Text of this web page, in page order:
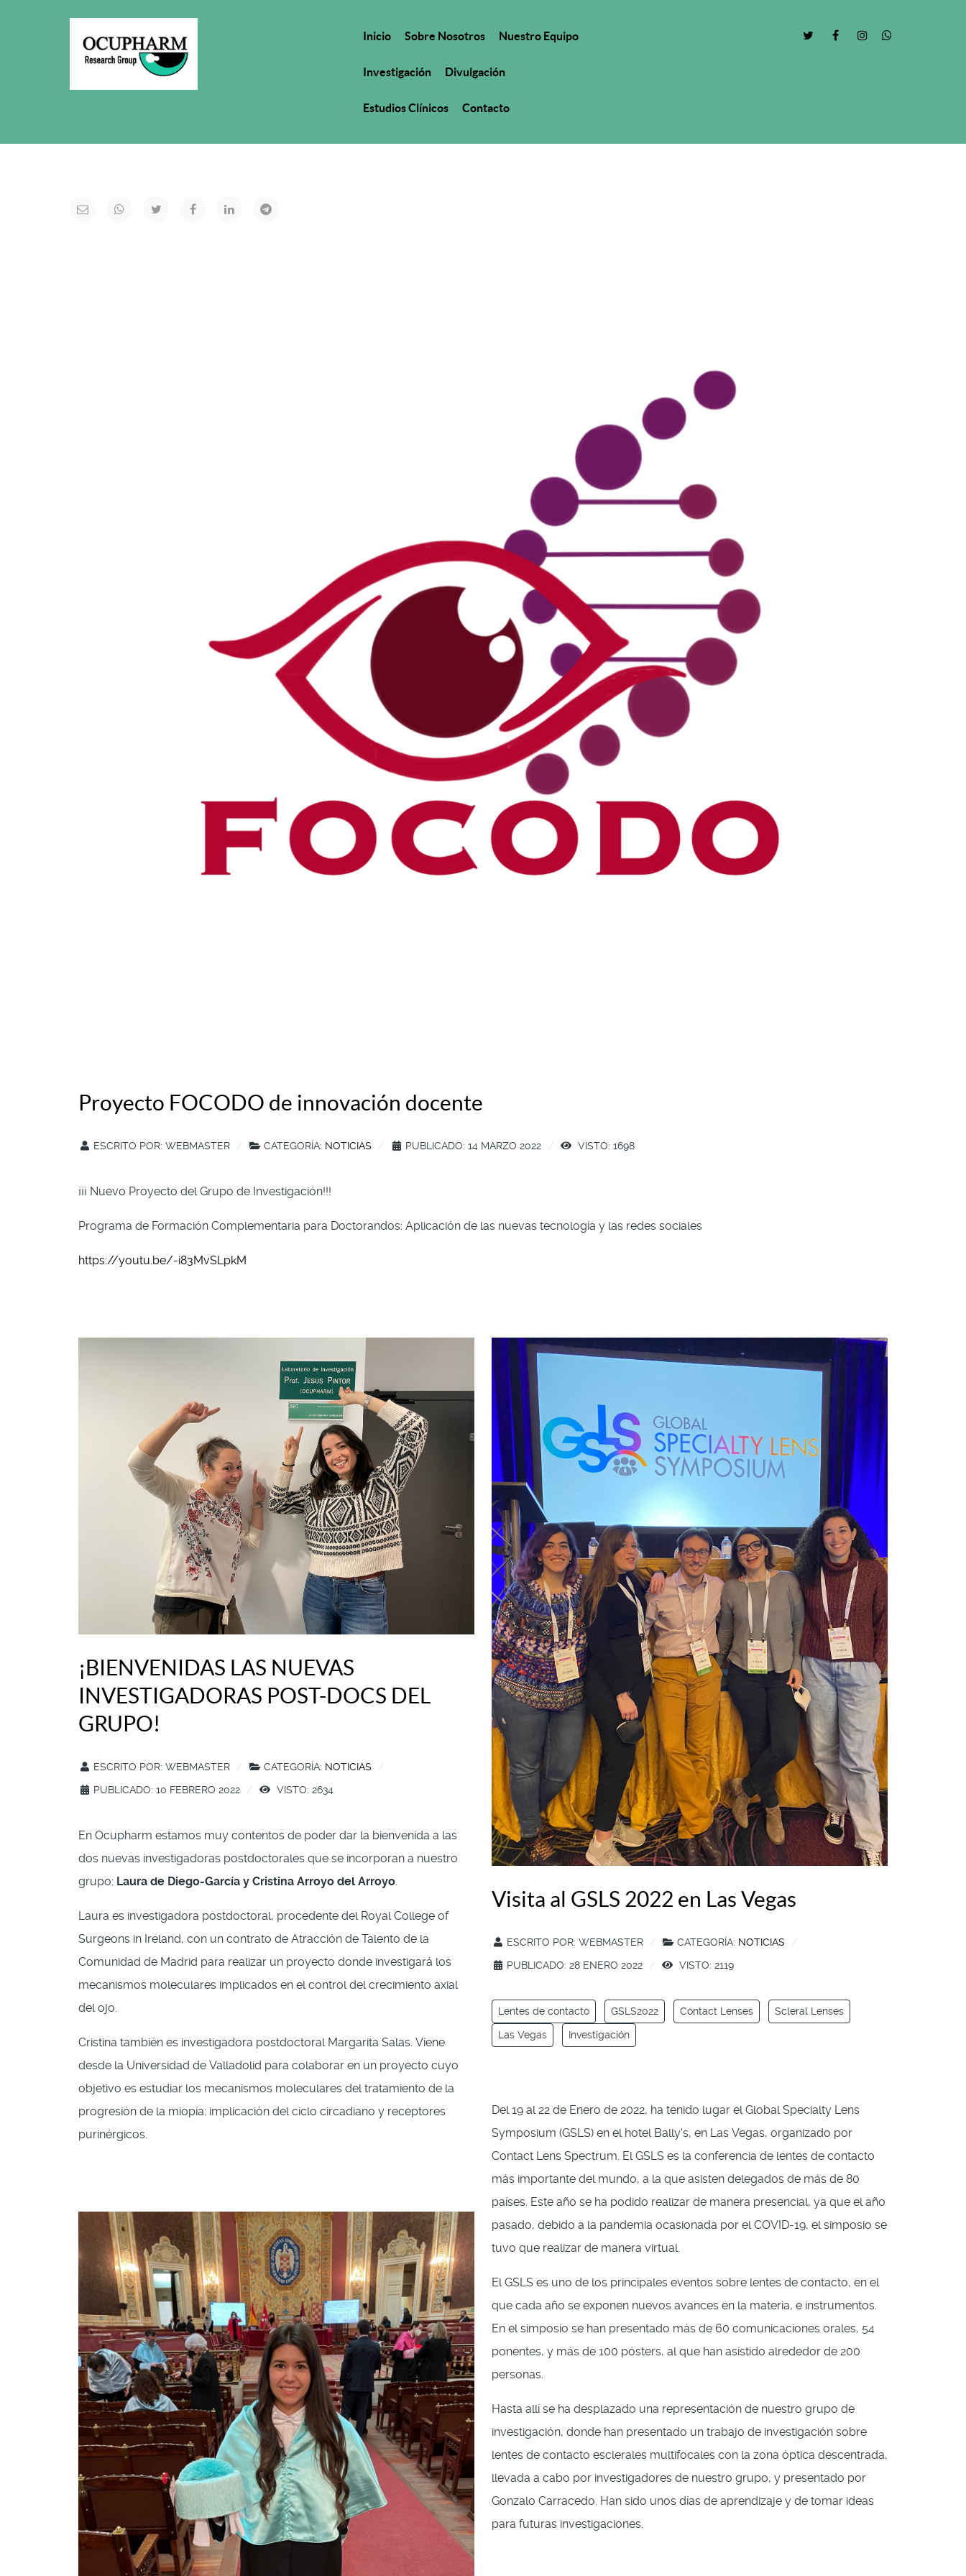
Inicio Sobre Nosotros Nuestro Equipo
Investigación Divulgación
Estudios Clínicos Contacto
Proyecto FOCODO de innovación docente
ESCRITO POR: WEBMASTER CATEGORÍA: NOTICIAS PUBLICADO: 14 MARZO 2022 VISTO: 1698
¡¡¡ Nuevo Proyecto del Grupo de Investigación!!!
Programa de Formación Complementaria para Doctorandos: Aplicación de las nuevas tecnología y las redes sociales
https://youtu.be/-i83MvSLpkM
¡BIENVENIDAS LAS NUEVAS
INVESTIGADORAS POST-DOCS DEL
GRUPO!
ESCRITO POR: WEBMASTER CATEGORÍA: NOTICIAS
PUBLICADO: 10 FEBRERO 2022
VISTO: 2634
En Ocupharm estamos muy contentos de poder dar la bienvenida a las
dos nuevas investigadoras postdoctorales que se incorporan a nuestro
grupo: Laura de Diego-García y Cristina Arroyo del Arroyo.
Laura es investigadora postdoctoral, procedente del Royal College of
Surgeons in Ireland, con un contrato de Atracción de Talento de la
Comunidad de Madrid para realizar un proyecto donde investigará los
mecanismos moleculares implicados en el control del crecimiento axial
del ojo.
Cristina también es investigadora postdoctoral Margarita Salas. Viene
desde la Universidad de Valladolid para colaborar en un proyecto cuyo
objetivo es estudiar los mecanismos moleculares del tratamiento de la
progresión de la miopía: implicación del ciclo circadiano y receptores
purinérgicos.
Visita al GSLS 2022 en Las Vegas
ESCRITO POR: WEBMASTER CATEGORÍA: NOTICIAS
PUBLICADO: 28 ENERO 2022
VISTO: 2119
Lentes de contacto GSLS2022 Contact Lenses Scleral Lenses
Las Vegas Investigación
Del 19 al 22 de Enero de 2022, ha tenido lugar el Global Specialty Lens
Symposium (GSLS) en el hotel Bally's, en Las Vegas, organizado por
Contact Lens Spectrum. El GSLS es la conferencia de lentes de contacto
más importante del mundo, a la que asisten delegados de más de 80
países. Este año se ha podido realizar de manera presencial, ya que el año
pasado, debido a la pandemia ocasionada por el COVID-19, el simposio se
tuvo que realizar de manera virtual.
El GSLS es uno de los principales eventos sobre lentes de contacto, en el
que cada año se exponen nuevos avances en la materia, e instrumentos.
En el simposio se han presentado más de 60 comunicaciones orales, 54
ponentes, y más de 100 pósters, al que han asistido alrededor de 200
personas.
Hasta allí se ha desplazado una representación de nuestro grupo de
investigación, donde han presentado un trabajo de investigación sobre
lentes de contacto esclerales multifocales con la zona óptica descentrada,
llevada a cabo por investigadores de nuestro grupo, y presentado por
Gonzalo Carracedo. Han sido unos días de aprendizaje y de tomar ideas
para futuras investigaciones.